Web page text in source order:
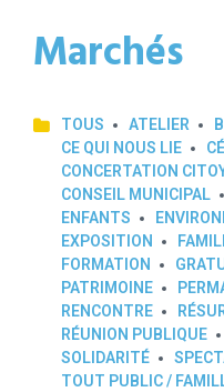
Marchés
TOUS ATELIER
CE QUI NOUS LIE
CONCERTATION
CONSEIL MUNICIPAL
ENFANTS
EXPOSITION
FORMATION
PATRIMOINE
RENCONTRE
RÉUNION PUBLIQUE
SOLIDARITÉ
TOUT PUBLIC /